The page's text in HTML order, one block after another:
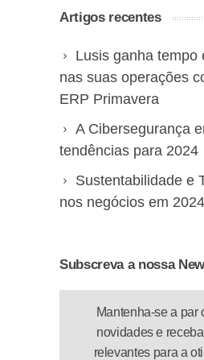
Artigos recentes
Lusis ganha tempo
nas suas operações
ERP Primavera
A Cibersegurança
tendências para 2024
Sustentabilidade e
nos negócios em 2024
Subscreva a nossa
Mantenha-se a par
novidades e
relevantes para a